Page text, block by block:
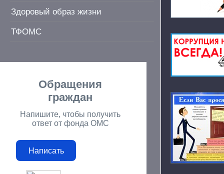
Здоровый образ жизни
ТФОМС
Обращения
граждан
Напишите, чтобы получить
ответ от фонда ОМС
Написать